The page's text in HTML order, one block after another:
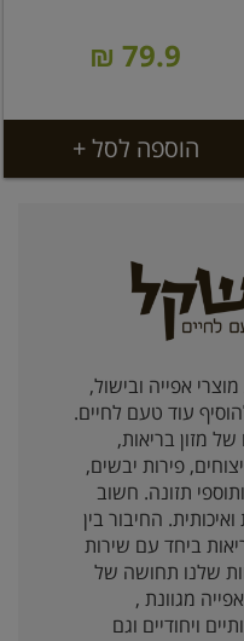
79.9 ₪
הוספה לסל +
אפייה ובישול,
עוד טעם לחיים.
של מזון בריאות,
פירות יבשים,
תזונה. חשוב
החיבור בין
ביחד עם שירות
שלנו תחושה של
מגוונת ,
ויחודיים וגם